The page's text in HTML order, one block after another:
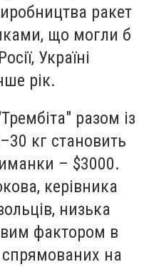
ракет
що могли б
Україні
рік.
разом із
кг становить
– $3000.
керівника
низька
фактором в
спрямованих на